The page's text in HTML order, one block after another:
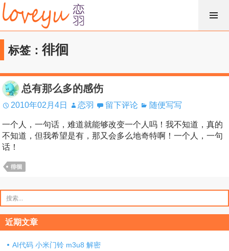
跳
过
内
容标签： 徘徊
总有那么多的感伤
2010年02月4日 恋羽 留下评论 随便写写
一个人，一句话，难道就能够改变一个人吗！我不知道，真的
不知道，但我希望是有，那又会多么地奇特啊！一个人，一句
话！
徘徊
索：
近期文章
AI代码 小米门铃 m3u8 解密